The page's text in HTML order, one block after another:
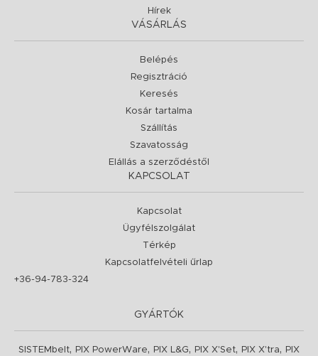
Hírek
VÁSÁRLÁS
Belépés
Regisztráció
Keresés
Kosár tartalma
Szállítás
Szavatosság
Elállás a szerződéstől
KAPCSOLAT
Kapcsolat
Ügyfélszolgálat
Térkép
Kapcsolatfelvételi űrlap
+36-94-783-324
GYÁRTÓK
SISTEMbelt, PIX PowerWare, PIX L&G, PIX X'Set, PIX X'tra,
PIX